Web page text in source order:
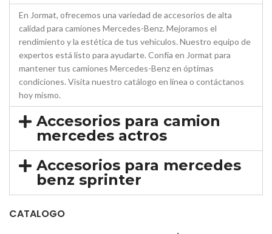
En Jormat, ofrecemos una variedad de accesorios de alta
calidad para camiones Mercedes-Benz. Mejoramos el
rendimiento y la estética de tus vehículos. Nuestro equipo de
expertos está listo para ayudarte. Confía en Jormat para
mantener tus camiones Mercedes-Benz en óptimas
condiciones. Visita nuestro catálogo en línea o contáctanos
hoy mismo.
Accesorios para camion
mercedes actros
Accesorios para mercedes
benz sprinter
CATALOGO